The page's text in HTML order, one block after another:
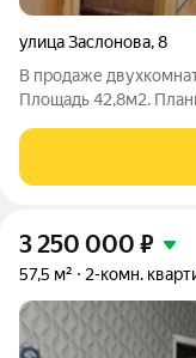
улица Заслонова,8
В продаже
Площадь 42,8м2.
окна из трех. Есть
тёплая. Дом
3 250 000 ₽
57,5 м² 2-комн.